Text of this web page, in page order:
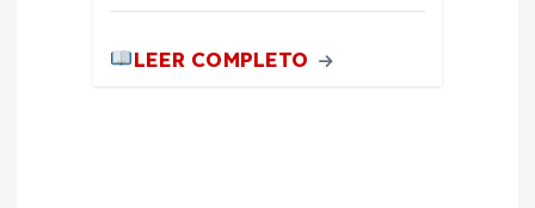
LEER COMPLETO